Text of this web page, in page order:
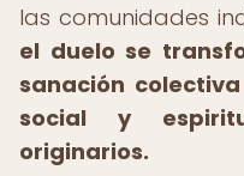
las comunidades
el duelo se
sanación
social y
originarios.